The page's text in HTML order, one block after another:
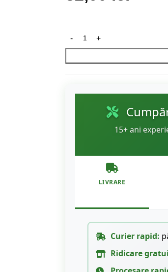
15+ ani
LIVRARE
Curier rapid:
Ridicare